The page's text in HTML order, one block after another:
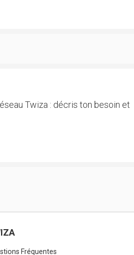
Twiza : décris ton besoin et
Fréquentes